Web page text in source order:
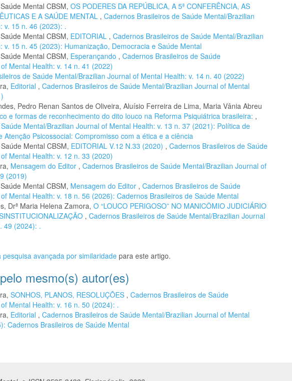
Mental CBSM, OS PODERES DA REPÚBLICA, A 5ª CONFERÊNCIA, AS
E A SAÚDE MENTAL , Cadernos Brasileiros de Saúde Mental/Brazilian
v. 15 n. 46 (2023): .
Mental CBSM, EDITORIAL , Cadernos Brasileiros de Saúde Mental/Brazilian
v. 15 n. 45 (2023): Humanização, Democracia e Saúde Mental
Mental CBSM, Esperançando , Cadernos Brasileiros de Saúde
Mental Health: v. 14 n. 41 (2022)
de Saúde Mental/Brazilian Journal of Mental Health: v. 14 n. 40 (2022)
Editorial , Cadernos Brasileiros de Saúde Mental/Brazilian Journal of Mental
Pedro Renan Santos de Oliveira, Aluísio Ferreira de Lima, Maria Vânia Abreu
e formas de reconhecimento do dito louco na Reforma Psiquiátrica brasileira: ,
Mental/Brazilian Journal of Mental Health: v. 13 n. 37 (2021): Política de
Atenção Psicossocial: Compromisso com a ética e a ciência
Mental CBSM, EDITORIAL V.12 N.33 (2020) , Cadernos Brasileiros de Saúde
Mental Health: v. 12 n. 33 (2020)
Mensagem do Editor , Cadernos Brasileiros de Saúde Mental/Brazilian Journal of
(2019)
Mental CBSM, Mensagem do Editor , Cadernos Brasileiros de Saúde
Mental Health: v. 18 n. 56 (2026): Cadernos Brasileiros de Saúde Mental
Drª Maria Helena Zamora, O “LOUCO PERIGOSO” NO MANICÔMIO JUDICIÁRIO
, Cadernos Brasileiros de Saúde Mental/Brazilian Journal
49 (2024): .
pesquisa avançada por similaridade para este artigo.
mesmo(s) autor(es)
SONHOS, PLANOS, RESOLUÇÕES , Cadernos Brasileiros de Saúde
Mental Health: v. 16 n. 50 (2024): .
Editorial , Cadernos Brasileiros de Saúde Mental/Brazilian Journal of Mental
Cadernos Brasileiros de Saúde Mental